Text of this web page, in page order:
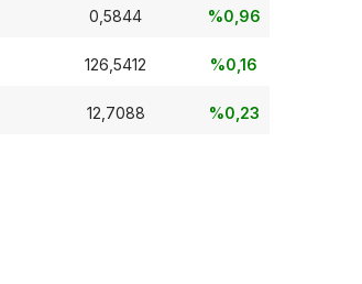
0,5844 %0,96
126,5412 %0,16
12,7088 %0,23